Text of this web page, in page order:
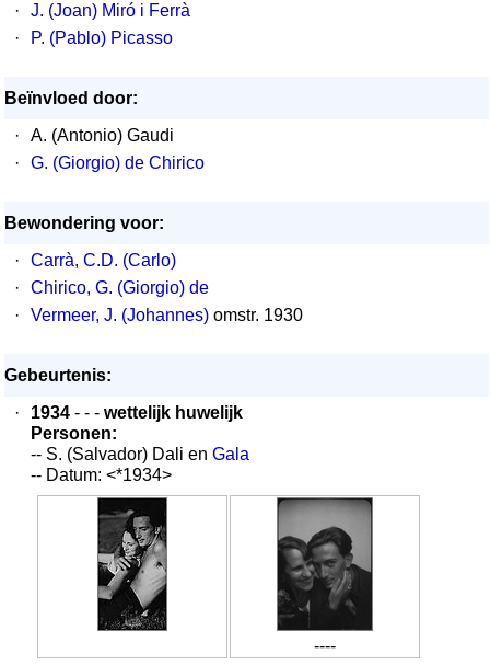
·
J. (Joan) Miró i Ferrà
·
P. (Pablo) Picasso
Beïnvloed door:
·
A. (Antonio) Gaudi
·
G. (Giorgio) de Chirico
Bewondering voor:
·
Carrà, C.D. (Carlo)
·
Chirico, G. (Giorgio) de
·
Vermeer, J. (Johannes) omstr. 1930
Gebeurtenis:
·
1934 - - - wettelijk huwelijk
Personen:
-- S. (Salvador) Dali en Gala
-- Datum: <*1934>
----